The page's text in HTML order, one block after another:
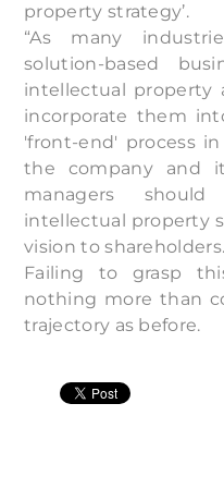
property strategy’.
“As many
solution-based
intellectual property
incorporate them
'front-end' process
the company and
managers
intellectual property
vision to
Failing to grasp
nothing more than
trajectory as before.